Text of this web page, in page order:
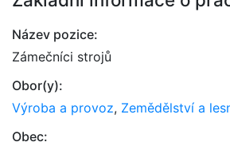
Název pozice:
Zámečníci strojů
Obor(y):
Výroba a provoz, Zemědělství a
Obec: